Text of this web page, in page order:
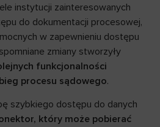
instytucji zainteresowanych
do dokumentacji procesowej,
w zapewnieniu dostępu
zmiany stworzyły
funkcjonalności
procesu sądowego.
szybkiego dostępu do danych
który może pobierać